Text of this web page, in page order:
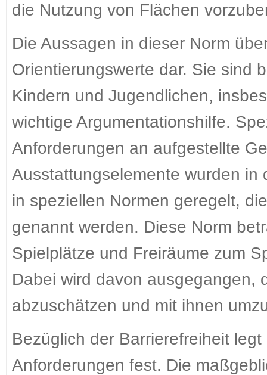
die Nutzung von Flächen
Die Aussagen in dieser Norm
Orientierungswerte dar. Sie sind
Kindern und Jugendlichen,
wichtige Argumentationshilfe.
Anforderungen an aufgestellte
Ausstattungselemente wurden in
in speziellen Normen geregelt,
genannt werden. Diese Norm
Spielplätze und Freiräume zum
Dabei wird davon ausgegangen,
abzuschätzen und mit ihnen
Bezüglich der Barrierefreiheit
Anforderungen fest. Die